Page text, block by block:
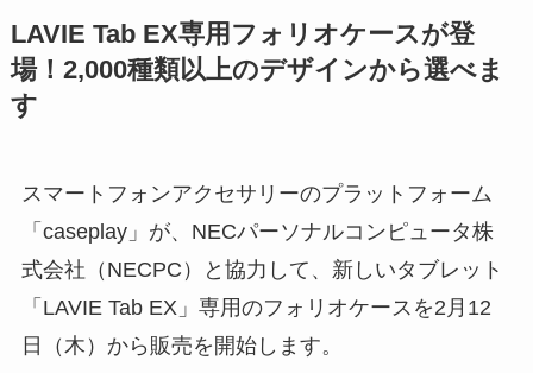
LAVIE Tab EX専用フォリオケースが登
場！2,000種類以上のデザインから選べま
す
スマートフォンアクセサリーのプラットフォーム
「caseplay」が、NECパーソナルコンピュータ株
式会社（NECPC）と協力して、新しいタブレット
「LAVIE Tab EX」専用のフォリオケースを2月12
日（木）から販売を開始します。